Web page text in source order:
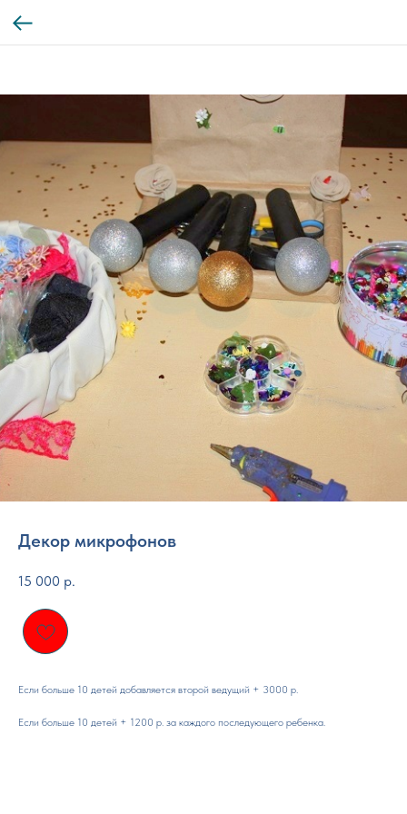
Декор микрофонов
15 000 р.
Если больше 10 детей добавляется второй ведущий + 3000 р.
Если больше 10 детей + 1200 р. за каждого последующего ребенка.